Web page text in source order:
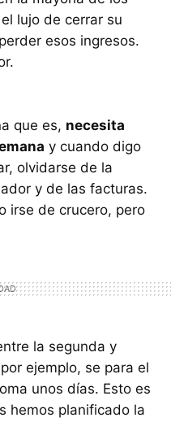
lujo de cerrar su
esos ingresos.
que es, necesita
y cuando digo
olvidarse de la
y de las facturas.
irse de crucero, pero
la segunda y
ejemplo, se para el
unos días. Esto es
hemos planificado la